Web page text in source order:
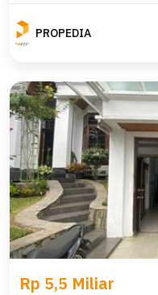
PROPEDIA
Rp 5,5 Miliar